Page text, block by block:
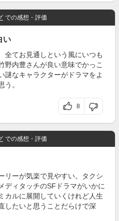
での感想・評価
い
全てお見通しという風にいつも
野内豊さんが良い意味でかっこ
謎なキャラクターがドラマをよ
う。
8
での感想・評価
リーが気楽で見やすい。タクシ
ディタッチのSFドラマがいかに
カルに展開していくけれど人生
したいと思うことだらけで深